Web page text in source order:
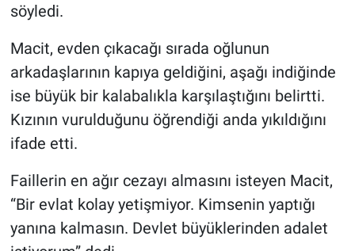
söyledi.
Macit, evden çıkacağı sırada oğlunun
arkadaşlarının kapıya geldiğini, aşağı indiğinde
ise büyük bir kalabalıkla karşılaştığını belirtti.
Kızının vurulduğunu öğrendiği anda yıkıldığını
ifade etti.
Faillerin en ağır cezayı almasını isteyen Macit,
“Bir evlat kolay yetişmiyor. Kimsenin yaptığı
yanına kalmasın. Devlet büyüklerinden adalet